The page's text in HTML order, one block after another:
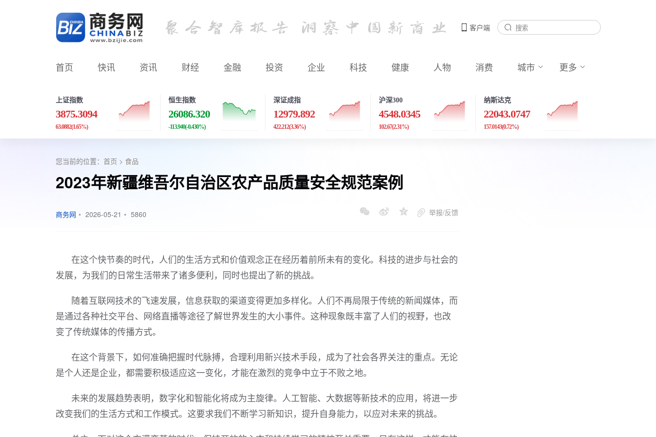
客户端
首页 快讯 资讯 财经 金融 投资 企业 科技 健康 人物 消费 城市 更多
上证指数
3875.3094
63.0882(1.65%)
恒生指数
26086.320
-113.940(-0.430%)
深证成指
12979.892
422.212(3.36%)
沪深300
4548.0345
102.67(2.31%)
纳斯达克
22043.0747
157.0143(0.72%)
您当前的位置： 首页 > 食品
2023年新疆维吾尔自治区农产品质量安全规范案例
商务网 • 2026-05-21 • 5860 举报/反馈
在这个快节奏的时代，人们的生活方式和价值观念正在经历着前所未有的变化。科技的进步与社会的
发展，为我们的日常生活带来了诸多便利，同时也提出了新的挑战。
随着互联网技术的飞速发展，信息获取的渠道变得更加多样化。人们不再局限于传统的新闻媒体，而
是通过各种社交平台、网络直播等途径了解世界发生的大小事件。这种现象既丰富了人们的视野，也改
变了传统媒体的传播方式。
在这个背景下，如何准确把握时代脉搏，合理利用新兴技术手段，成为了社会各界关注的重点。无论
是个人还是企业，都需要积极适应这一变化，才能在激烈的竞争中立于不败之地。
未来的发展趋势表明，数字化和智能化将成为主旋律。人工智能、大数据等新技术的应用，将进一步
改变我们的生活方式和工作模式。这要求我们不断学习新知识，提升自身能力，以应对未来的挑战。